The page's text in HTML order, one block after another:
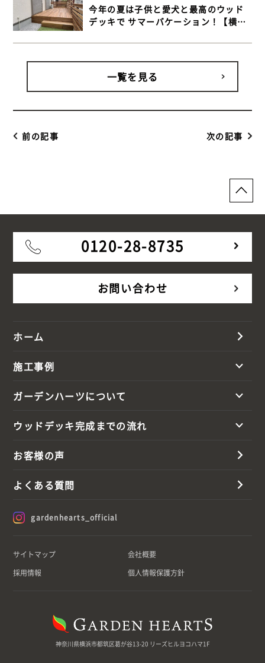
今年の夏は子供と愛犬と最高のウッド
デッキで サマーバケーション！【横浜
一覧を見る
前の記事 次の記事
0120-28-8735
お問い合わせ
ホーム
施工事例
ガーデンハーツについて
ウッドデッキ完成までの流れ
お客様の声
よくある質問
gardenhearts_official
サイトマップ
会社概要
採用情報
個人情報保護方針
神奈川県横浜市都筑区葛が谷13-20 リーズヒルヨコハマ1F